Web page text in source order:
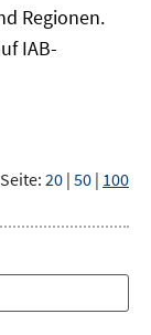
Regionen.
IAB-
20 | 50 | 100